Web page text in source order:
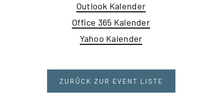
Outlook Kalender
Office 365 Kalender
Yahoo Kalender
ZURÜCK ZUR EVENT LISTE